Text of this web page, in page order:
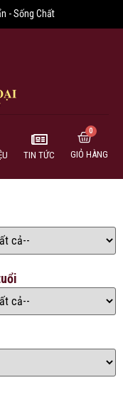
- Sống Chất
TIN TỨC GIỎ HÀNG